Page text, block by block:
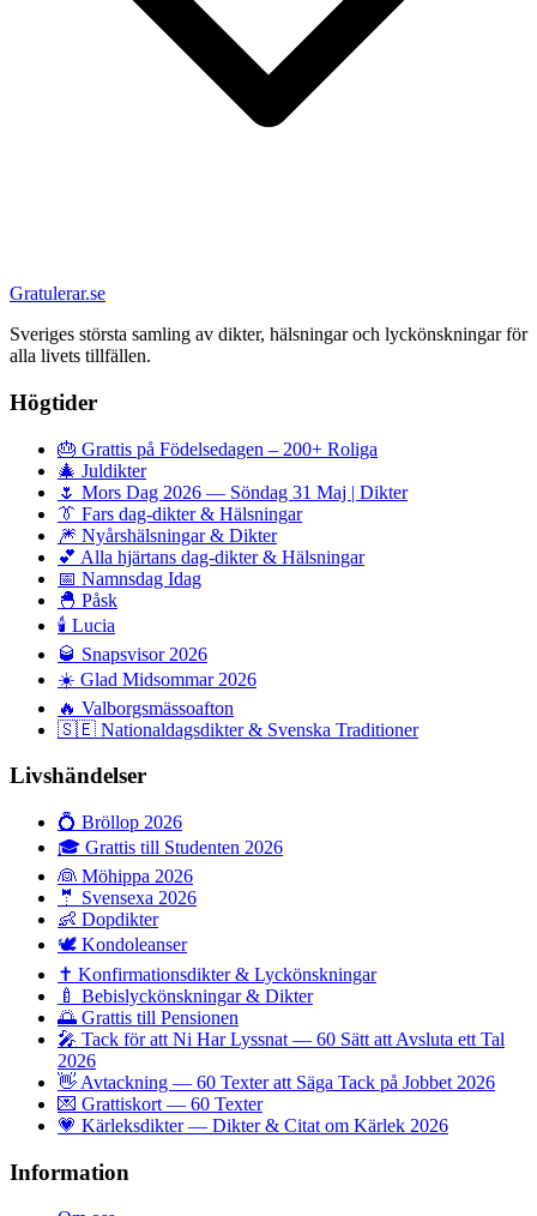
Gratulerar.se
Sveriges största samling av dikter, hälsningar och lyckönskningar för
alla livets tillfällen.
Högtider
🎂 Grattis på Födelsedagen – 200+ Roliga
🎄 Juldikter
🌷 Mors Dag 2026 — Söndag 31 Maj | Dikter
👔 Fars dag-dikter & Hälsningar
🎆 Nyårshälsningar & Dikter
💕 Alla hjärtans dag-dikter & Hälsningar
📅 Namnsdag Idag
🐣 Påsk
🕯️ Lucia
🥃 Snapsvisor 2026
☀️ Glad Midsommar 2026
🔥 Valborgsmässoafton
🇸🇪 Nationaldagsdikter & Svenska Traditioner
Livshändelser
💍 Bröllop 2026
🎓 Grattis till Studenten 2026
👰 Möhippa 2026
🤵 Svensexa 2026
👶 Dopdikter
🕊️ Kondoleanser
✝️ Konfirmationsdikter & Lyckönskningar
🍼 Bebislyckönskningar & Dikter
🌅 Grattis till Pensionen
🎤 Tack för att Ni Har Lyssnat — 60 Sätt att Avsluta ett Tal
2026
👋 Avtackning — 60 Texter att Säga Tack på Jobbet 2026
💌 Grattiskort — 60 Texter
💗 Kärleksdikter — Dikter & Citat om Kärlek 2026
Information